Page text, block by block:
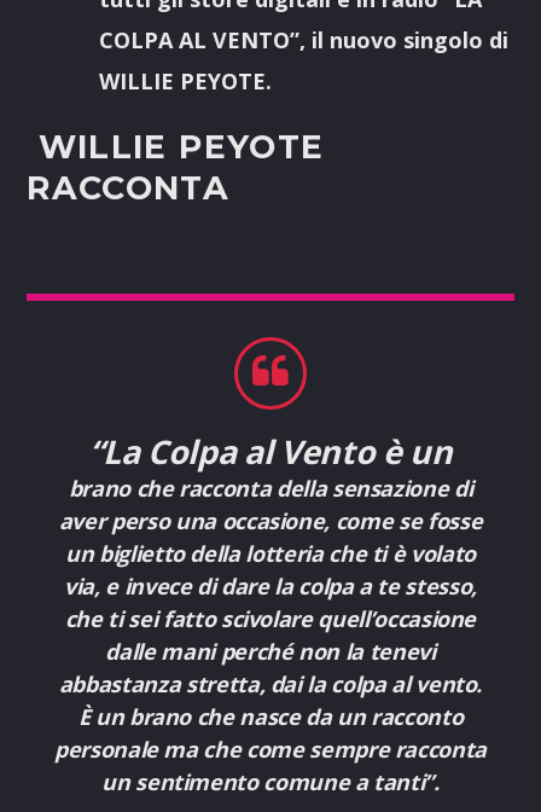
COLPA AL VENTO”, il nuovo singolo di
WILLIE PEYOTE.
WILLIE PEYOTE
RACCONTA
“La Colpa al Ventoè un
brano che racconta della sensazione di
aver perso una occasione, come se fosse
un biglietto della lotteria che ti è volato
via, e invece di dare la colpa a te stesso,
che ti sei fatto scivolare quell’occasione
dalle mani perché non la tenevi
abbastanza stretta, dai la colpa al vento.
È un brano che nasce da un racconto
personale ma che come sempre racconta
un sentimento comune a tanti”.